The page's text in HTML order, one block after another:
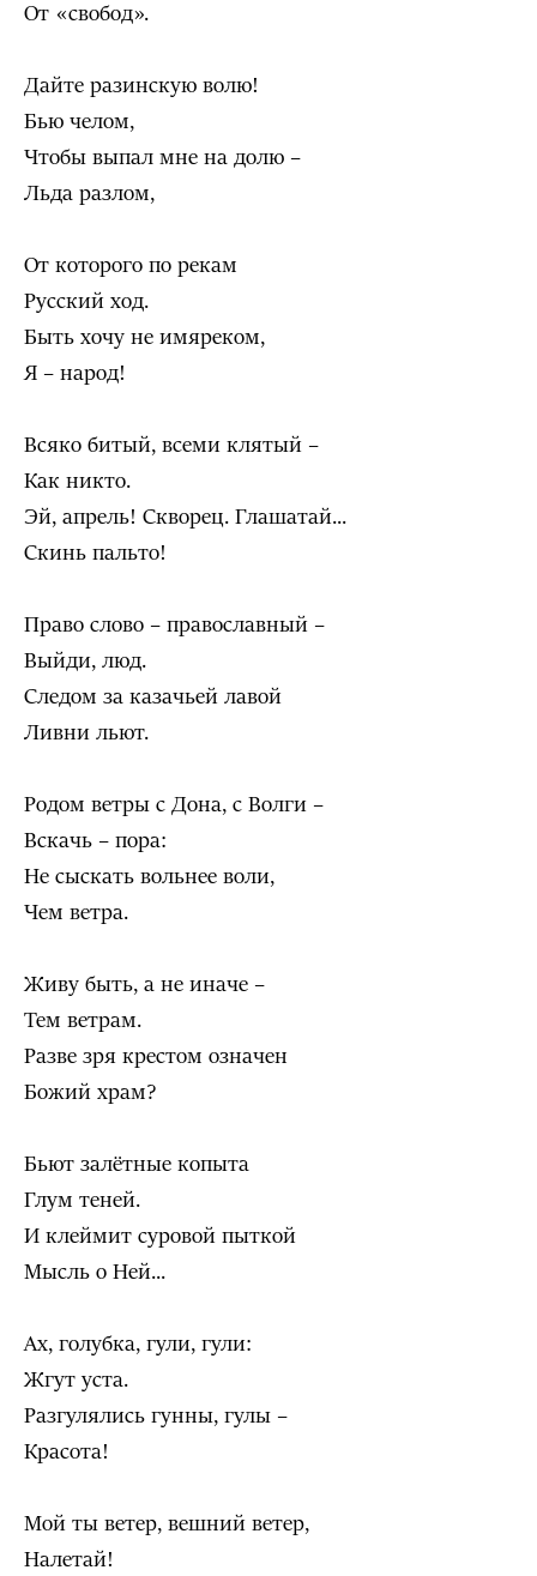
От «свобод».
Дайте разинскую волю!
Бью челом,
Чтобы выпал мне на долю –
Льда разлом,
От которого по рекам
Русский ход.
Быть хочу не имяреком,
Я – народ!
Всяко битый, всеми клятый –
Как никто.
Эй, апрель! Скворец. Глашатай...
Скинь пальто!
Право слово – православный –
Выйди, люд.
Следом за казачьей лавой
Ливни льют.
Родом ветры с Дона, с Волги –
Вскачь – пора:
Не сыскать вольнее воли,
Чем ветра.
Живу быть, а не иначе –
Тем ветрам.
Разве зря крестом означен
Божий храм?
Бьют залётные копыта
Глум теней.
И клеймит суровой пыткой
Мысль о Ней...
Ах, голубка, гули, гули:
Жгут уста.
Разгулялись гунны, гулы –
Красота!
Мой ты ветер, вешний ветер,
Налетай!